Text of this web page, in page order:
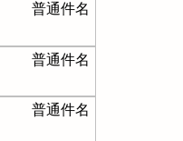
普通件名
普通件名
普通件名